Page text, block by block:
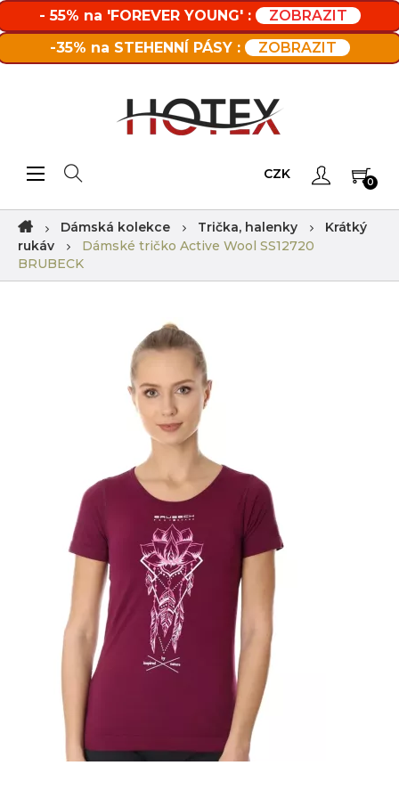
- 55% na 'FOREVER YOUNG' :
ZOBRAZIT
-35% na STEHENNÍ PÁSY :
ZOBRAZIT
Toggle navigation
☰ CZK
0
Dámská kolekce Trička, halenky
Krátký
rukáv
Dámské tričko Active Wool SS12720
BRUBECK